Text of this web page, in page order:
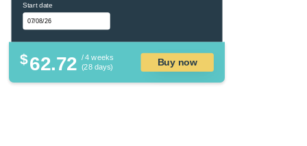
Start date
$62.72 / 4 weeks
(28 days)
Buy now